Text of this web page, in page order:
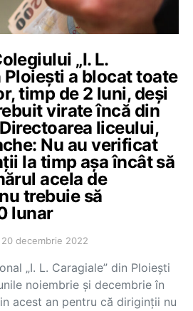
„I. L.
Ploiești a blocat toate
timp de 2 luni, deși
virate încă din
liceului,
Nu au verificat
la timp așa încât să
acela de
trebuie să
lunar
20 decembrie 2022
„I. L. Caragiale” din Ploiești
noiembrie și decembrie în
acest an pentru că diriginții nu